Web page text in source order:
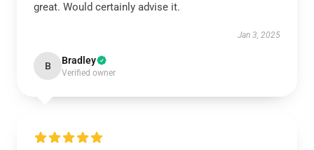
great. Would certainly advise it.
Jan 3, 2025
B Bradley
Verified owner